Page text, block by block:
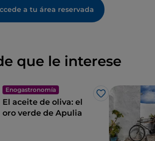
a tu área reservada
que le interese
Enogastronomía
Me gusta
El aceite de oliva: el
oro verde de Apulia